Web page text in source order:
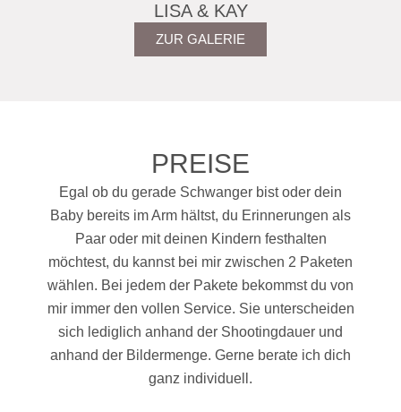
LISA & KAY
ZUR GALERIE
PREISE
Egal ob du gerade Schwanger bist oder dein
Baby bereits im Arm hältst, du Erinnerungen als
Paar oder mit deinen Kindern festhalten
möchtest, du kannst bei mir zwischen 2 Paketen
wählen. Bei jedem der Pakete bekommst du von
mir immer den vollen Service. Sie unterscheiden
sich lediglich anhand der Shootingdauer und
anhand der Bildermenge. Gerne berate ich dich
ganz individuell.